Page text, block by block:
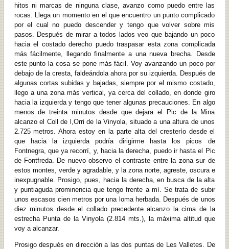
hitos ni marcas de ninguna clase, avanzo como puedo entre las
rocas. Llega un momento en el que encuentro un punto complicado
por el cual no puedo descender y tengo que volver sobre mis
pasos. Después de mirar a todos lados veo que bajando un poco
hacia el costado derecho puedo traspasar esta zona complicada
más fácilmente, llegando finalmente a una nueva brecha. Desde
este punto la cosa se pone más fácil. Voy avanzando un poco por
debajo de la cresta, faldeándola ahora por su izquierda. Después de
algunas cortas subidas y bajadas, siempre por el mismo costado,
llego a una zona más vertical, ya cerca del collado, en donde giro
hacia la izquierda y tengo que tener algunas precauciones. En algo
menos de treinta minutos desde que dejara el Pic de la Mina
alcanzo el Coll de l,Orri de la Vinyola, situado a una altura de unos
2.725 metros. Ahora estoy en la parte alta del cresterío desde el
que hacia la izquierda podría dirigirme hasta los picos de
Fontnegra, que ya recorrí, y, hacia la derecha, puedo ir hasta el Pic
de Fontfreda. De nuevo observo el contraste entre la zona sur de
estos montes, verde y agradable, y la zona norte, agreste, oscura e
inexpugnable. Prosigo, pues, hacia la derecha, en busca de la alta
y puntiaguda prominencia que tengo frente a mí. Se trata de subir
unos escasos cien metros por una loma herbada. Después de unos
diez minutos desde el collado precedente alcanzo la cima de la
estrecha Punta de la Vinyola (2.814 mts.), la máxima altitud que
voy a alcanzar.
Prosigo después en dirección a las dos puntas de Les Valletes. De